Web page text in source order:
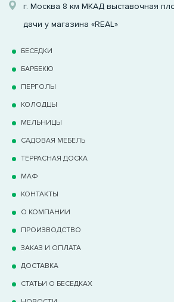
г. Москва 8 км МКАД выставочная
дачи у магазина «REAL»
БЕСЕДКИ
БАРБЕКЮ
ПЕРГОЛЫ
КОЛОДЦЫ
МЕЛЬНИЦЫ
САДОВАЯ МЕБЕЛЬ
ТЕРРАCНАЯ ДОСКА
МАФ
КОНТАКТЫ
О КОМПАНИИ
ПРОИЗВОДСТВО
ЗАКАЗ И ОПЛАТА
ДОСТАВКА
СТАТЬИ О БЕСЕДКАХ